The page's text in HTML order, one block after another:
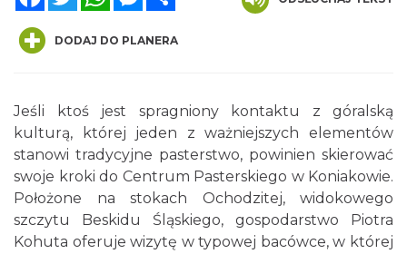
DODAJ DO PLANERA
Jeśli ktoś jest spragniony kontaktu z góralską
kulturą, której jeden z ważniejszych elementów
stanowi tradycyjne pasterstwo, powinien skierować
swoje kroki do Centrum Pasterskiego w Koniakowie.
Położone na stokach Ochodzitej, widokowego
szczytu Beskidu Śląskiego, gospodarstwo Piotra
Kohuta oferuje wizytę w typowej bacówce, w której